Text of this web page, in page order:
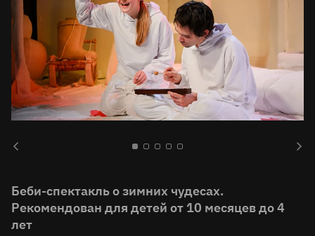
Беби-спектакль о зимних чудесах.
Рекомендован для детей от 10 месяцев до 4
лет